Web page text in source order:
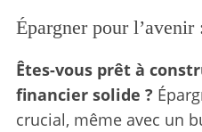
Épargner pour l’avenir
Êtes-vous prêt à
financier solide ?
crucial, même avec un